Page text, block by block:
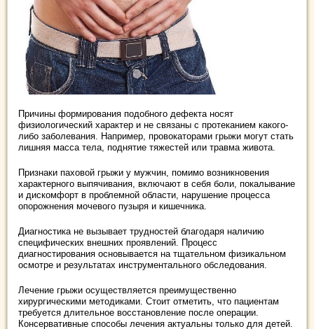
Причины формирования подобного дефекта носят
физиологический характер и не связаны с протеканием какого-
либо заболевания. Например, провокаторами грыжи могут стать
лишняя масса тела, поднятие тяжестей или травма живота.
Признаки паховой грыжи у мужчин, помимо возникновения
характерного выпячивания, включают в себя боли, покалывание
и дискомфорт в проблемной области, нарушение процесса
опорожнения мочевого пузыря и кишечника.
Диагностика не вызывает трудностей благодаря наличию
специфических внешних проявлений. Процесс
диагностирования основывается на тщательном физикальном
осмотре и результатах инструментального обследования.
Лечение грыжи осуществляется преимущественно
хирургическими методиками. Стоит отметить, что пациентам
требуется длительное восстановление после операции.
Консервативные способы лечения актуальны только для детей.